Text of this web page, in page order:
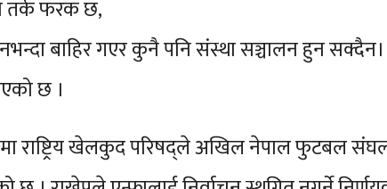
तर्क फरक छ,
बाहिर गएर कुनै पनि संस्था सञ्चालन हुन सक्दैन।
छ ।
राष्ट्रिय खेलकुद परिषद्ले अखिल नेपाल फुटबल